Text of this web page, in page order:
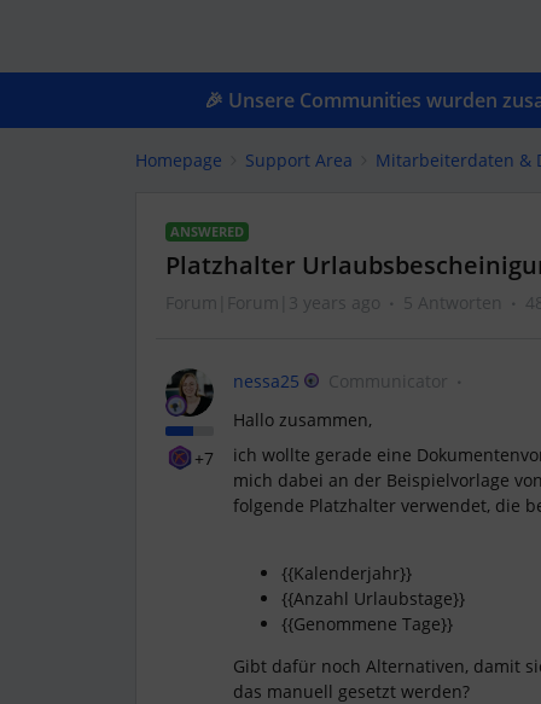
🎉 Unsere Communities wurden
Homepage Support Area Mitarbeiterdaten &
ANSWERED
Platzhalter
Forum|Forum|3 years ago 5 Antworten
+7
nessa25
Communicator
Hallo zusammen,
ich wollte gerade eine
mich dabei an der Beispielvorlage
folgende Platzhalter verwendet, die
{{Kalenderjahr}}
{{Anzahl Urlaubstage}}
{{Genommene Tage}}
Gibt dafür noch Alternativen, damit
das manuell gesetzt werden?